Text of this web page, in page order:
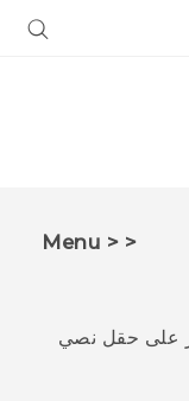
< < Menu
على حقل نصي